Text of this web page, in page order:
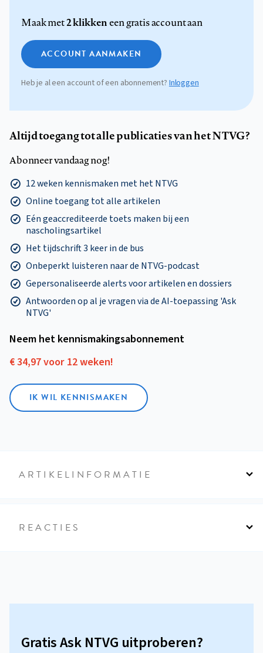
Maak met2 klikkeneen gratis account aan
ACCOUNT AANMAKEN
Heb je al een account of een abonnement? Inloggen
Altijd toegang tot alle publicaties van het NTVG?
Abonneer vandaag nog!
12 weken kennismaken met het NTVG
Online toegang tot alle artikelen
Eén geaccrediteerde toets maken bij een
nascholingsartikel
Het tijdschrift 3 keer in de bus
Onbeperkt luisteren naar de NTVG-podcast
Gepersonaliseerde alerts voor artikelen en dossiers
Antwoorden op al je vragen via de AI-toepassing 'Ask
NTVG'
Neem het kennismakings­abonnement
€ 34,97 voor 12 weken!
IK WIL KENNISMAKEN
ARTIKELINFORMATIE
REACTIES
Gratis Ask NTVG uitproberen?